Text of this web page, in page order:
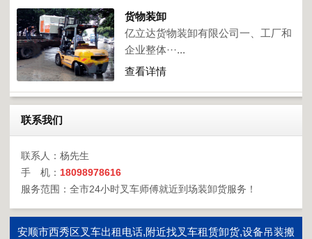
货物装卸
亿立达货物装卸有限公司一、工厂和
企业整体···...
查看详情
联系我们
联系人：杨先生
手 机： 18098978616
服务范围：全市24小时叉车师傅就近到场装卸货服务！
安顺市西秀区叉车出租电话,附近找叉车租赁卸货,设备吊装搬